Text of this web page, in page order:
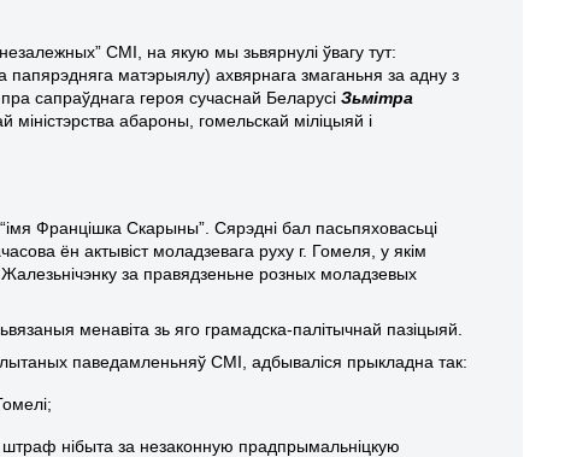
СМІ, на якую мы зьвярнулі ўвагу тут:
матэрыялу) ахвярнага змаганьня за адну з
сапраўднага героя сучаснай БеларусіЗьмітра
абароны, гомельскай міліцыяй і
“імя Францішка Скарыны”.Сярэдні бал пасьпяховасьці
ён актывіст моладзевага руху г. Гомеля, у якім
за правядзеньне розных моладзевых
менавіта зь яго грамадска-палітычнай пазіцыяй.
паведамленьняў СМІ, адбываліся прыкладна так:
штраф нібыта за незаконную прадпрымальніцкую